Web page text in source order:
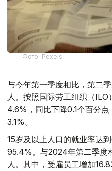
Фото: Pexels
与今年第一季度相比，第二
人。按照国际劳工组织（ILO
4.6%，同比下降0.1个百分
3.1%。
15岁及以上人口的就业率达
95.4%。与2024年第二季度
人。其中，受雇员工增加